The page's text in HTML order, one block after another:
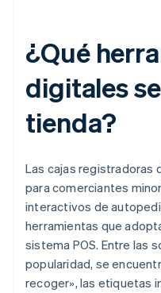
¿Qué
digitales
tienda?
Las cajas registradoras
para comerciantes
interactivos de
herramientas que
sistema POS. Entre las
popularidad, se
recoger», las etiquetas